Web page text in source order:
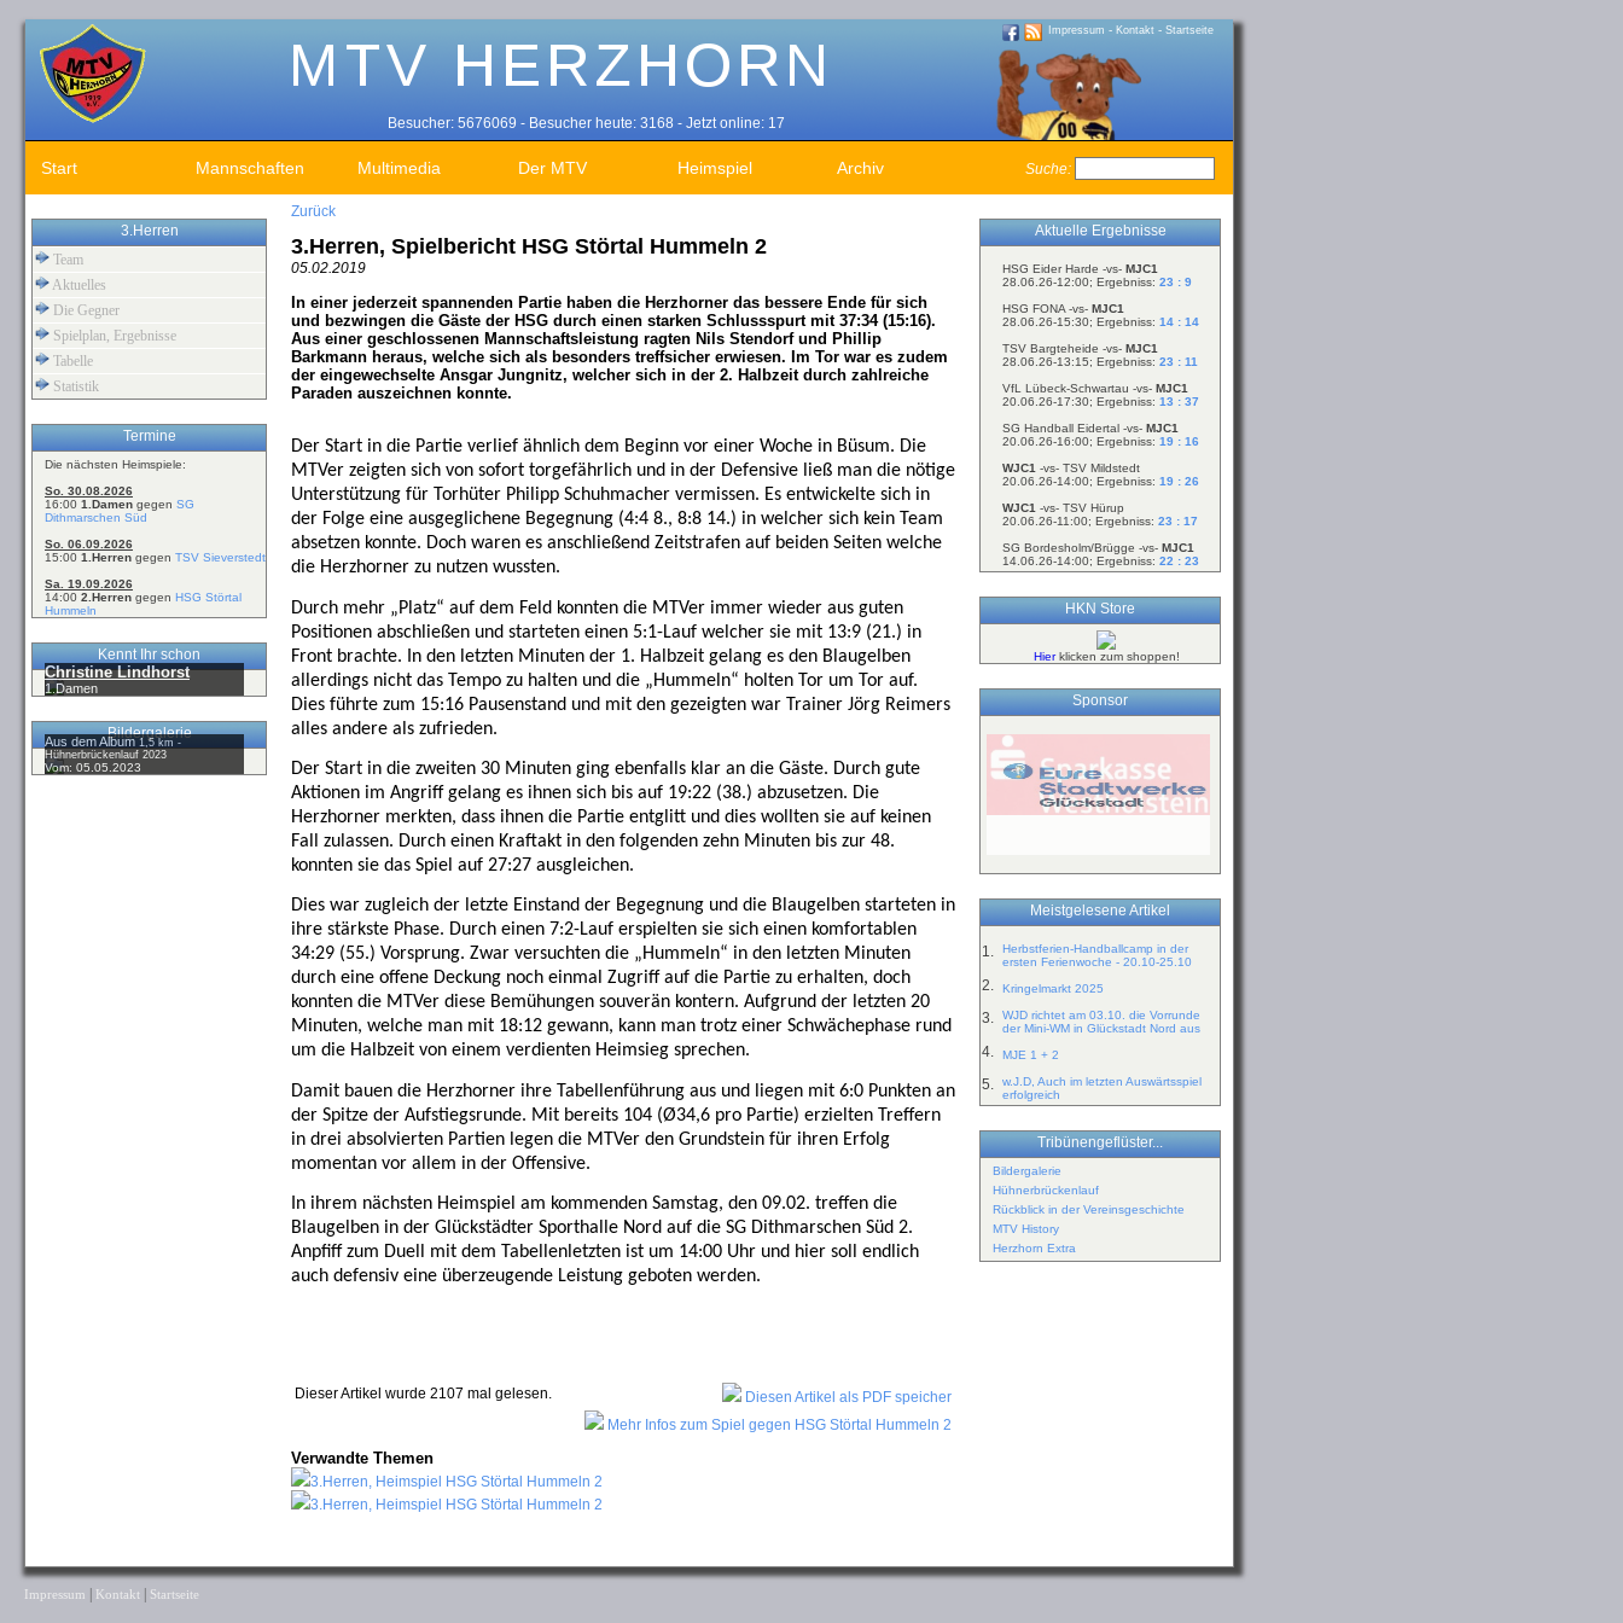
Impressum - Kontakt - Startseite
Besucher: 5676069 - Besucher heute: 3168 - Jetzt online: 17
Start Mannschaften Multimedia Der MTV Heimspiel Archiv Suche:
3.Herren
Team
Aktuelles
Die Gegner
Spielplan, Ergebnisse
Tabelle
Statistik
Termine
Die nächsten Heimspiele:
So. 30.08.2026
16:00 1.Damen gegen SG
Dithmarschen Süd
So. 06.09.2026
15:00 1.Herren gegen TSV Sieverstedt
Sa. 19.09.2026
14:00 2.Herren gegen HSG Störtal
Hummeln
Kennt Ihr schon
Christine Lindhorst
1.Damen
Bildergalerie
Aus dem Album1,5 km -
Hühnerbrückenlauf 2023
Vom: 05.05.2023
Zurück
3.Herren, Spielbericht HSG Störtal Hummeln 2
05.02.2019
In einer jederzeit spannenden Partie haben die Herzhorner das bessere Ende für sich
und bezwingen die Gäste der HSG durch einen starken Schlussspurt mit 37:34 (15:16).
Aus einer geschlossenen Mannschaftsleistung ragten Nils Stendorf und Phillip
Barkmann heraus, welche sich als besonders treffsicher erwiesen. Im Tor war es zudem
der eingewechselte Ansgar Jungnitz, welcher sich in der 2. Halbzeit durch zahlreiche
Paraden auszeichnen konnte.
Der Start in die Partie verlief ähnlich dem Beginn vor einer Woche in Büsum. Die
MTVer zeigten sich von sofort torgefährlich und in der Defensive ließ man die nötige
Unterstützung für Torhüter Philipp Schuhmacher vermissen. Es entwickelte sich in
der Folge eine ausgeglichene Begegnung (4:4 8., 8:8 14.) in welcher sich kein Team
absetzen konnte. Doch waren es anschließend Zeitstrafen auf beiden Seiten welche
die Herzhorner zu nutzen wussten.
Durch mehr „Platz“ auf dem Feld konnten die MTVer immer wieder aus guten
Positionen abschließen und starteten einen 5:1-Lauf welcher sie mit 13:9 (21.) in
Front brachte. In den letzten Minuten der 1. Halbzeit gelang es den Blaugelben
allerdings nicht das Tempo zu halten und die „Hummeln“ holten Tor um Tor auf.
Dies führte zum 15:16 Pausenstand und mit den gezeigten war Trainer Jörg Reimers
alles andere als zufrieden.
Der Start in die zweiten 30 Minuten ging ebenfalls klar an die Gäste. Durch gute
Aktionen im Angriff gelang es ihnen sich bis auf 19:22 (38.) abzusetzen. Die
Herzhorner merkten, dass ihnen die Partie entglitt und dies wollten sie auf keinen
Fall zulassen. Durch einen Kraftakt in den folgenden zehn Minuten bis zur 48.
konnten sie das Spiel auf 27:27 ausgleichen.
Dies war zugleich der letzte Einstand der Begegnung und die Blaugelben starteten in
ihre stärkste Phase. Durch einen 7:2-Lauf erspielten sie sich einen komfortablen
34:29 (55.) Vorsprung. Zwar versuchten die „Hummeln“ in den letzten Minuten
durch eine offene Deckung noch einmal Zugriff auf die Partie zu erhalten, doch
konnten die MTVer diese Bemühungen souverän kontern. Aufgrund der letzten 20
Minuten, welche man mit 18:12 gewann, kann man trotz einer Schwächephase rund
um die Halbzeit von einem verdienten Heimsieg sprechen.
Damit bauen die Herzhorner ihre Tabellenführung aus und liegen mit 6:0 Punkten an
der Spitze der Aufstiegsrunde. Mit bereits 104 (Ø34,6 pro Partie) erzielten Treffern
in drei absolvierten Partien legen die MTVer den Grundstein für ihren Erfolg
momentan vor allem in der Offensive.
In ihrem nächsten Heimspiel am kommenden Samstag, den 09.02. treffen die
Blaugelben in der Glückstädter Sporthalle Nord auf die SG Dithmarschen Süd 2.
Anpfiff zum Duell mit dem Tabellenletzten ist um 14:00 Uhr und hier soll endlich
auch defensiv eine überzeugende Leistung geboten werden.
Dieser Artikel wurde 2107 mal gelesen.
Diesen Artikel als PDF speicher
Mehr Infos zum Spiel gegen HSG Störtal Hummeln 2
Verwandte Themen
3.Herren, Heimspiel HSG Störtal Hummeln 2
3.Herren, Heimspiel HSG Störtal Hummeln 2
Aktuelle Ergebnisse
HSG Eider Harde -vs- MJC1
28.06.26-12:00; Ergebniss: 23 : 9
HSG FONA -vs- MJC1
28.06.26-15:30; Ergebniss: 14 : 14
TSV Bargteheide -vs- MJC1
28.06.26-13:15; Ergebniss: 23 : 11
VfL Lübeck-Schwartau -vs- MJC1
20.06.26-17:30; Ergebniss: 13 : 37
SG Handball Eidertal -vs- MJC1
20.06.26-16:00; Ergebniss: 19 : 16
WJC1 -vs- TSV Mildstedt
20.06.26-14:00; Ergebniss: 19 : 26
WJC1 -vs- TSV Hürup
20.06.26-11:00; Ergebniss: 23 : 17
SG Bordesholm/Brügge -vs- MJC1
14.06.26-14:00; Ergebniss: 22 : 23
HKN Store
Hierklicken zum shoppen!
Sponsor
Meistgelesene Artikel
1.
Herbstferien-Handballcamp in der
ersten Ferienwoche - 20.10-25.10
2. Kringelmarkt 2025
3.
WJD richtet am 03.10. die Vorrunde
der Mini-WM in Glückstadt Nord aus
4. MJE 1 + 2
5.
w.J.D, Auch im letzten Auswärtsspiel
erfolgreich
Tribünengeflüster...
Bildergalerie
Hühnerbrückenlauf
Rückblick in der Vereinsgeschichte
MTV History
Herzhorn Extra
Impressum Kontakt Startseite